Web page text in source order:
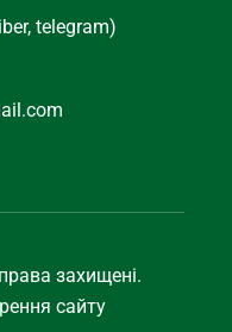
telegram)
захищені.